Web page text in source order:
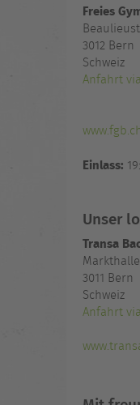
Freies
3012 Bern
Schweiz
Anfahrt
www.fgb.ch
Einlass:
Unser
Transa
3011 Bern
Schweiz
Anfahrt